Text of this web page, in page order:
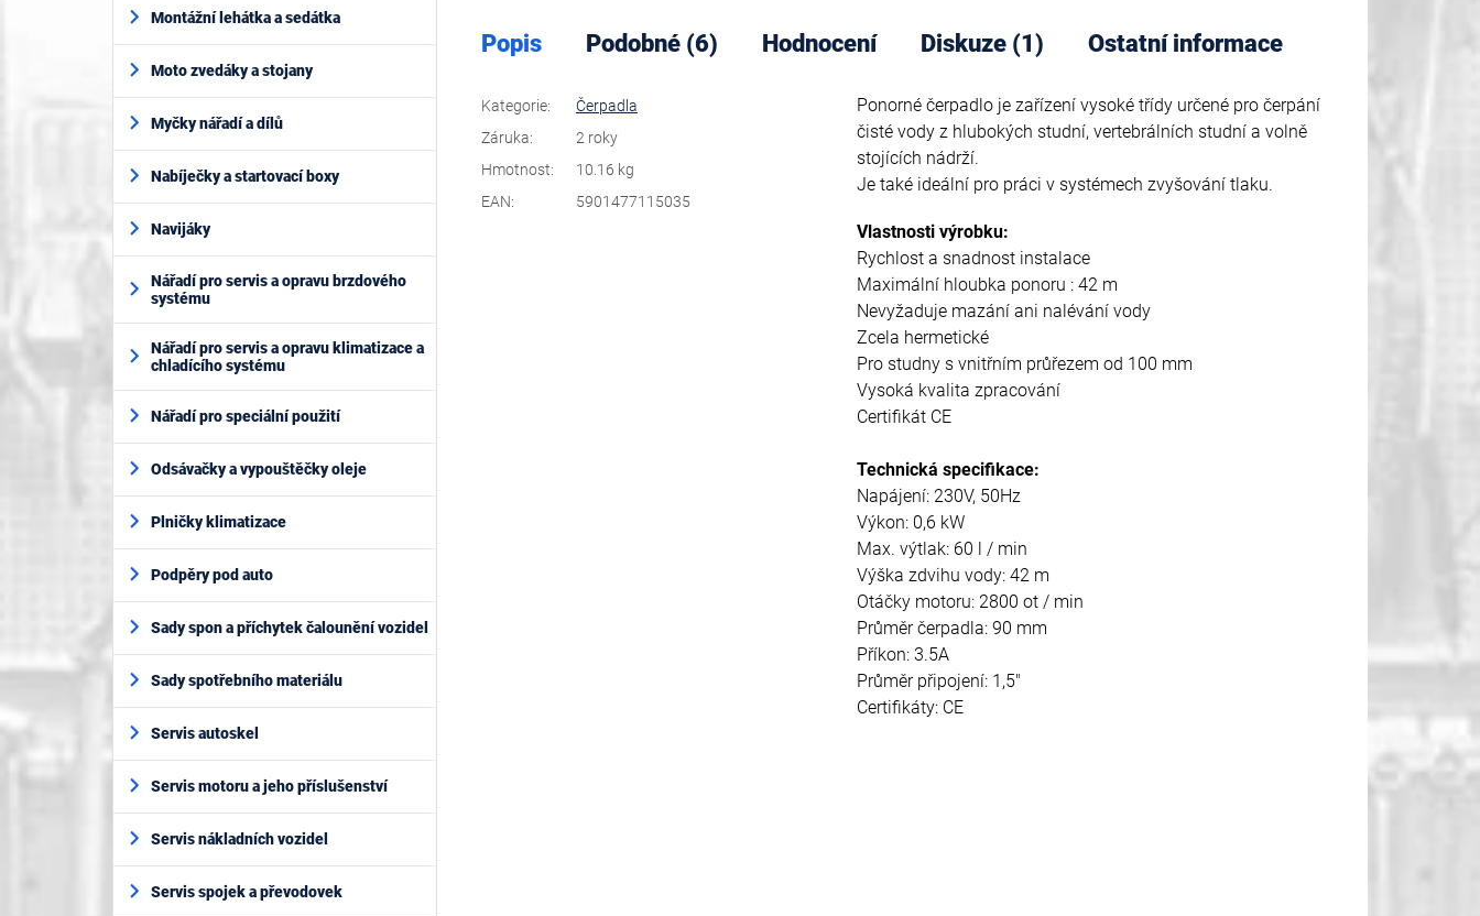
Montážní lehátka a sedátka
Moto zvedáky a stojany
Myčky nářadí a dílů
Nabíječky a startovací boxy
Navijáky
Nářadí pro servis a opravu brzdového
systému
Nářadí pro servis a opravu klimatizace a
chladícího systému
Nářadí pro speciální použití
Odsávačky a vypouštěčky oleje
Plničky klimatizace
Podpěry pod auto
Sady spon a příchytek čalounění vozidel
Sady spotřebního materiálu
Servis autoskel
Servis motoru a jeho příslušenství
Servis nákladních vozidel
Servis spojek a převodovek
Popis Podobné (6) Hodnocení Diskuze (1) Ostatní informace
Ponorné čerpadlo je zařízení vysoké třídy určené pro čerpání
čisté vody z hlubokých studní, vertebrálních studní a volně
stojících nádrží.
Je také ideální pro práci v systémech zvyšování tlaku.
Vlastnosti výrobku:
Rychlost a snadnost instalace
Maximální hloubka ponoru : 42 m
Nevyžaduje mazání ani nalévání vody
Zcela hermetické
Pro studny s vnitřním průřezem od 100 mm
Vysoká kvalita zpracování
Certifikát CE
Technická specifikace:
Napájení: 230V, 50Hz
Výkon: 0,6 kW
Max. výtlak: 60 l / min
Výška zdvihu vody: 42 m
Otáčky motoru: 2800 ot / min
Průměr čerpadla: 90 mm
Příkon: 3.5A
Průměr připojení: 1,5"
Certifikáty: CE
Kategorie:
Čerpadla
Záruka:
2 roky
Hmotnost:
10.16 kg
EAN: 5901477115035